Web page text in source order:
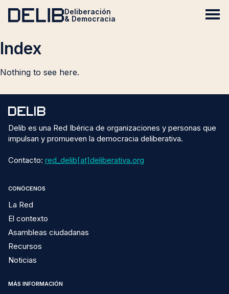
Deliberación
& Democracia
Index
Nothing to see here.
Delib es una Red Ibérica de organizaciones y personas que
impulsan y promueven la democracia deliberativa.
Contacto: red_delib[at]deliberativa.org
CONÓCENOS
La Red
El contexto
Asambleas ciudadanas
Recursos
Noticias
MÁS INFORMACIÓN